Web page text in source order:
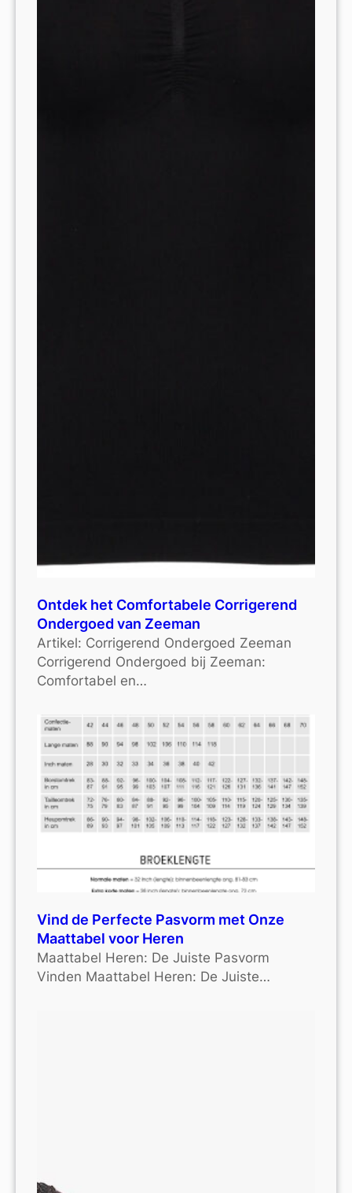
Ontdek het Comfortabele Corrigerend
Ondergoed van Zeeman
Artikel: Corrigerend Ondergoed Zeeman
Corrigerend Ondergoed bij Zeeman:
Comfortabel en…
Vind de Perfecte Pasvorm met Onze
Maattabel voor Heren
Maattabel Heren: De Juiste Pasvorm
Vinden Maattabel Heren: De Juiste…